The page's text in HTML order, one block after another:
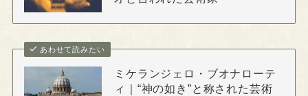
あわせて読みたい
ミケランジェロ・ブオナローテ
ィ｜“神の如き”と称された芸術